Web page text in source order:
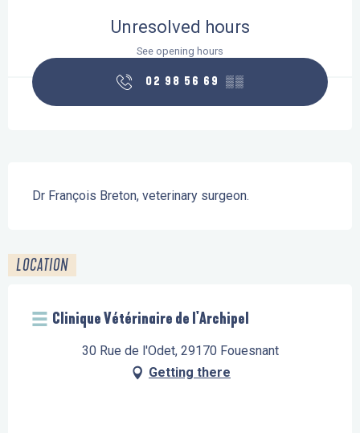
Unresolved hours
See opening hours
02 98 56 69 ▒▒
Dr François Breton, veterinary surgeon.
LOCATION
Clinique Vétérinaire de l'Archipel
30 Rue de l'Odet, 29170 Fouesnant
Getting there